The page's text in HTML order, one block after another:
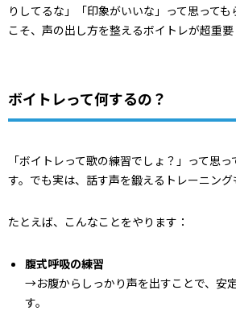
りしてるな」「印象がいいな」って思っても
こそ、声の出し方を整えるボイトレが超重要
ボイトレって何するの？
「ボイトレって歌の練習でしょ？」って思
す。でも実は、話す声を鍛えるトレーニング
たとえば、こんなことをやります：
腹式呼吸の練習
→お腹からしっかり声を出すことで、安
す。